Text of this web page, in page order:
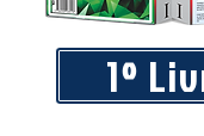
Instalação e
1º